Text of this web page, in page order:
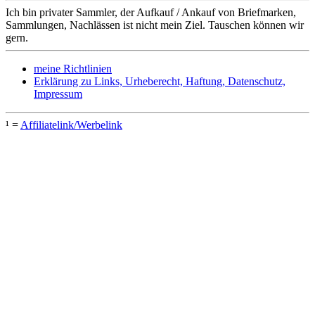
Ich bin privater Sammler, der Aufkauf / Ankauf von Briefmarken,
Sammlungen, Nachlässen ist nicht mein Ziel. Tauschen können wir
gern.
meine Richtlinien
Erklärung zu Links, Urheberecht, Haftung, Datenschutz,
Impressum
¹ = Affiliatelink/Werbelink